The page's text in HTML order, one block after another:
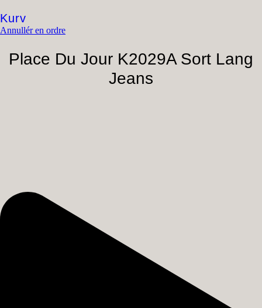
Kurv
Annullér en ordre
Place Du Jour K2029A Sort Lang
Jeans